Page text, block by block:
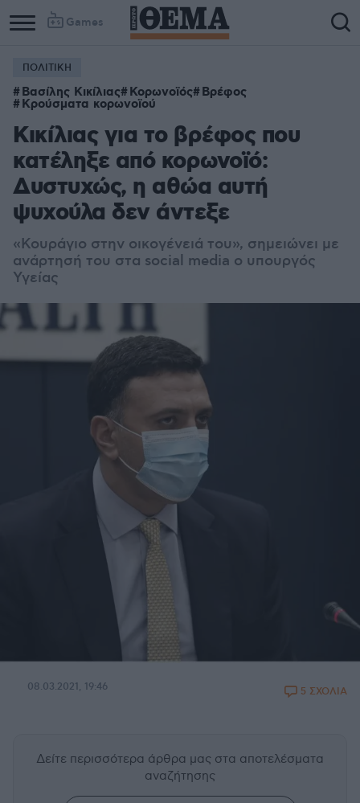
Games
ΠΟΛΙΤΙΚΗ
Βασίλης Κικίλιας Κορωνοϊός Βρέφος
Κρούσματα κορωνοϊού
Κικίλιας για το βρέφος που
κατέληξε από κορωνοϊό:
Δυστυχώς, η αθώα αυτή
ψυχούλα δεν άντεξε
«Κουράγιο στην οικογένειά του», σημειώνει με
ανάρτησή του στα social media ο υπουργός
Υγείας
08.03.2021, 19:46 5 ΣΧΟΛΙΑ
Δείτε περισσότερα άρθρα μας στα αποτελέσματα
αναζήτησης